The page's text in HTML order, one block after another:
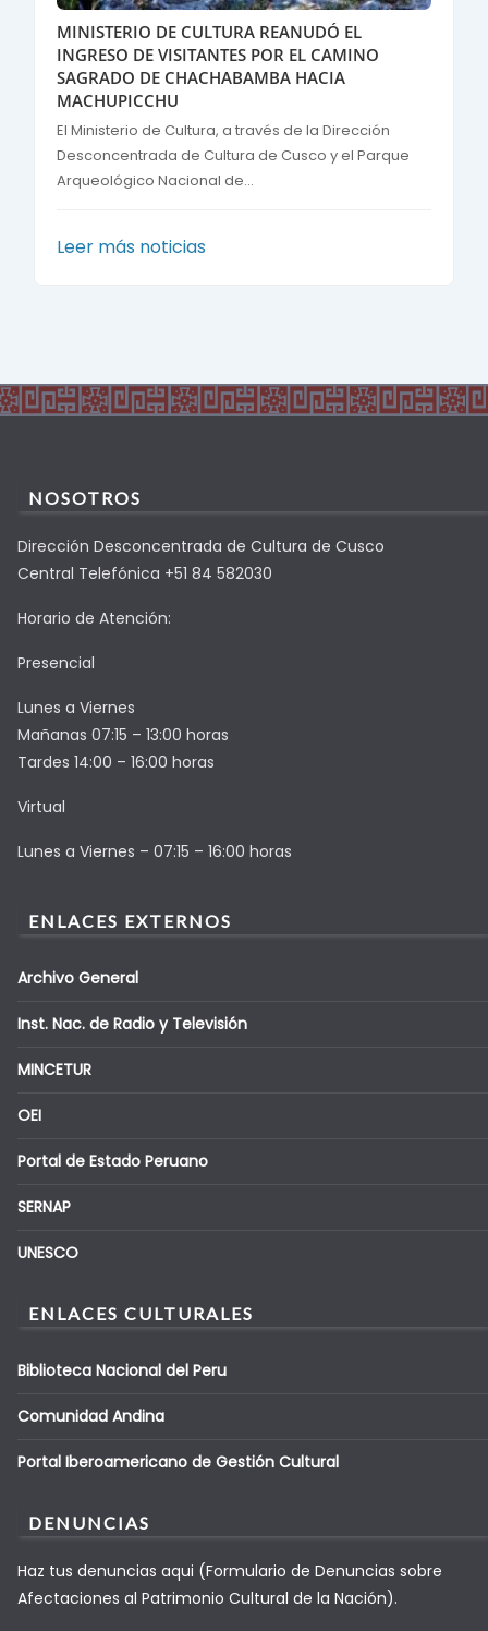
MINISTERIO DE CULTURA REANUDÓ EL
INGRESO DE VISITANTES POR EL CAMINO
SAGRADO DE CHACHABAMBA HACIA
MACHUPICCHU
El Ministerio de Cultura, a través de la Dirección
Desconcentrada de Cultura de Cusco y el Parque
Arqueológico Nacional de...
Leer más noticias
NOSOTROS
Dirección Desconcentrada de Cultura de Cusco
Central Telefónica +51 84 582030
Horario de Atención:
Presencial
Lunes a Viernes
Mañanas 07:15 – 13:00 horas
Tardes 14:00 – 16:00 horas
Virtual
Lunes a Viernes – 07:15 – 16:00 horas
ENLACES EXTERNOS
Archivo General
Inst. Nac. de Radio y Televisión
MINCETUR
OEI
Portal de Estado Peruano
SERNAP
UNESCO
ENLACES CULTURALES
Biblioteca Nacional del Peru
Comunidad Andina
Portal Iberoamericano de Gestión Cultural
DENUNCIAS
Haz tus denuncias aqui (Formulario de Denuncias sobre
Afectaciones al Patrimonio Cultural de la Nación).